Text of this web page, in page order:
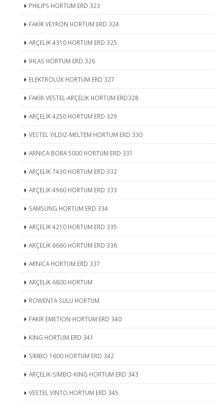
PHILIPS HORTUM ERD 323
FAKİR VEYRON HORTUM ERD 324
ARÇELİK 4310 HORTUM ERD 325
İHLAS HORTUM ERD 326
ELEKTROLÜX HORTUM ERD 327
FAKİR-VESTEL-ARÇELİK HORTUM ERD328
ARÇELİK 4250 HORTUM ERD 329
VESTEL YILDIZ-MELTEM HORTUM ERD 330
ARNİCA BORA 5000 HORTUM ERD 331
ARÇELİK 7430 HORTUM ERD 332
ARÇELİK 4960 HORTUM ERD 333
SAMSUNG HORTUM ERD 334
ARÇELİK 4210 HORTUM ERD 335
ARÇELİK 6660 HORTUM ERD 336
ARNİCA HORTUM ERD 337
ARÇELİK 6800 HORTUM
ROWENTA SULU HORTUM
FAKİR EMETİON HORTUM ERD 340
KİNG HORTUM ERD 341
SİMBO 1600 HORTUM ERD 342
ARÇELİK-SİMBO-KİNG HORTUM ERD 343
VESTEL VİNTO HORTUM ERD 345